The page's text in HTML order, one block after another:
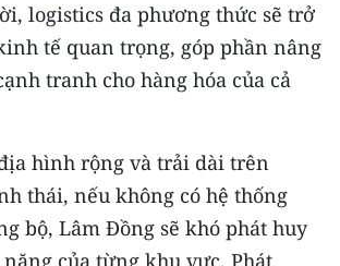
logistics đa phương thức sẽ trở
tế quan trọng, góp phần nâng
tranh cho hàng hóa của cả
hình rộng và trải dài trên
thái, nếu không có hệ thống
bộ, Lâm Đồng sẽ khó phát huy
của từng khu vực. Phát